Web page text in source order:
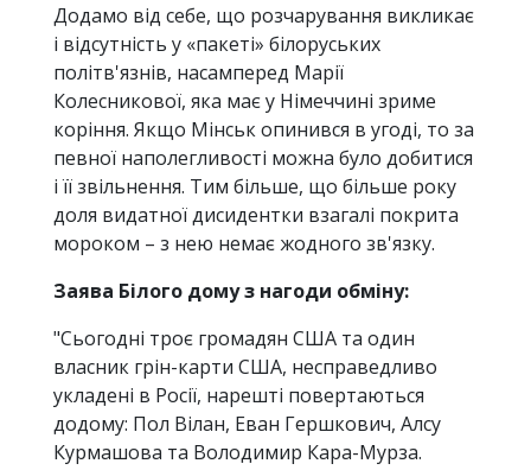
Додамо від себе, що розчарування викликає
і відсутність у «пакеті» білоруських
політв'язнів, насамперед Марії
Колесникової, яка має у Німеччині зриме
коріння. Якщо Мінськ опинився в угоді, то за
певної наполегливості можна було добитися
і її звільнення. Тим більше, що більше року
доля видатної дисидентки взагалі покрита
мороком – з нею немає жодного зв'язку.
Заява Білого дому з нагоди обміну:
"Сьогодні троє громадян США та один
власник грін-карти США, несправедливо
укладені в Росії, нарешті повертаються
додому: Пол Вілан, Еван Гершкович, Алсу
Курмашова та Володимир Кара-Мурза.